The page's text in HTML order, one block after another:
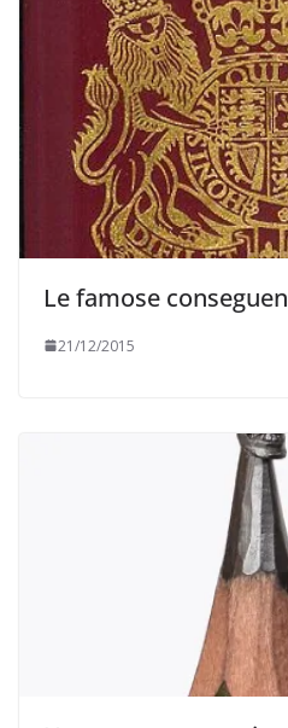
Le famose
21/12/2015